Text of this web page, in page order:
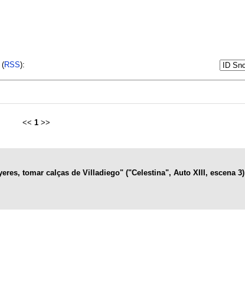
(RSS):
<< 1 >>
tomar calças de Villadiego" ("Celestina", Auto XIII, escena 3)